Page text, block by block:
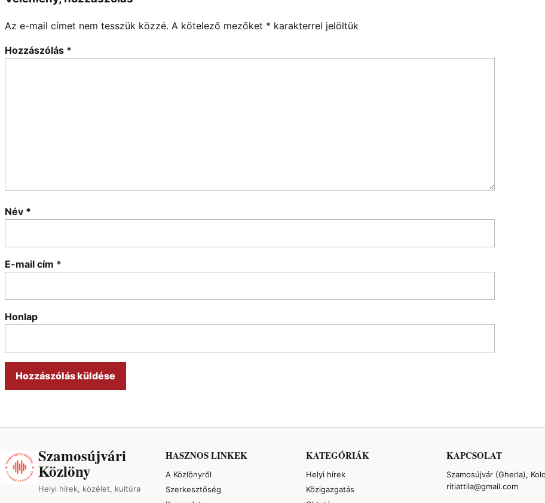
Az e-mail címet nem tesszük közzé. A kötelező mezőket * karakterrel jelöltük
Hozzászólás *
Név *
E-mail cím *
Honlap
Szamosújvári
Közlöny
Helyi hírek, közélet, kultúra
HASZNOS LINKEK
A Közlönyről
Szerkesztőség
KATEGÓRIÁK
Helyi hírek
Közigazgatás
KAPCSOLAT
Szamosújvár (Gherla),
ritiattila@gmail.com